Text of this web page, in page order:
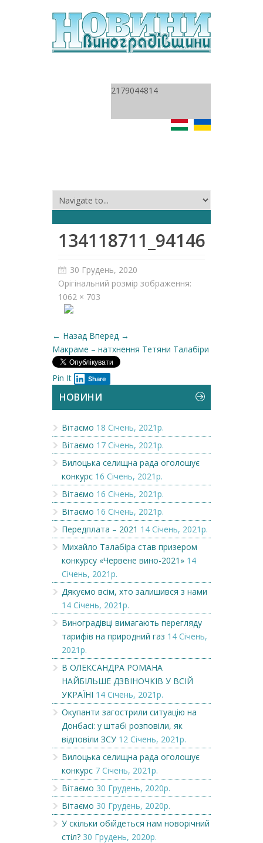
2179044814
30 Грудень, 2020
Орігінальний розмір зображення:
1062 × 703
← Назад Вперед →
Макраме – натхнення Тетяни Талабіри
Pin It Share
НОВИНИ
Вітаємо 18 Січень, 2021р.
Вітаємо 17 Січень, 2021р.
Вилоцька селищна рада оголошує
конкурс 16 Січень, 2021р.
Вітаємо 16 Січень, 2021р.
Вітаємо 16 Січень, 2021р.
Передплата – 2021 14 Січень, 2021р.
Михайло Талабіра став призером
конкурсу «Червене вино-2021» 14
Січень, 2021р.
Дякуємо всім, хто залишився з нами
14 Січень, 2021р.
Виноградівці вимагають перегляду
тарифів на природний газ 14 Січень,
2021р.
В ОЛЕКСАНДРА РОМАНА
НАЙБІЛЬШЕ ДЗВІНОЧКІВ У ВСІЙ
УКРАЇНІ 14 Січень, 2021р.
Окупанти загострили ситуацію на
Донбасі: у штабі розповіли, як
відповіли ЗСУ 12 Січень, 2021р.
Вилоцька селищна рада оголошує
конкурс 7 Січень, 2021р.
Вітаємо 30 Грудень, 2020р.
Вітаємо 30 Грудень, 2020р.
У скільки обійдеться нам новорічний
стіл? 30 Грудень, 2020р.